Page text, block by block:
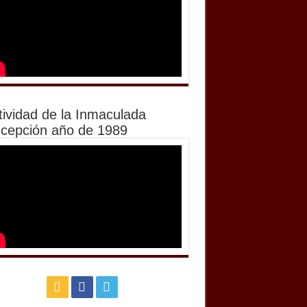
de la Inmaculada
año de 1989